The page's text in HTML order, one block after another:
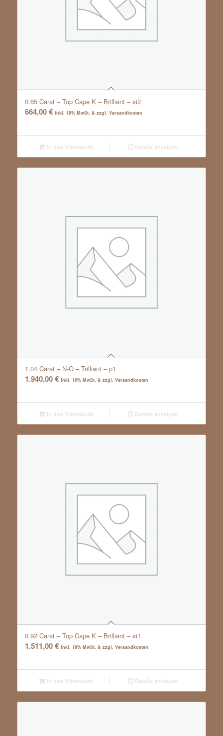
0.65 Carat – Top Cape K – Brilliant – si2
664,00€ inkl. 19% MwSt. & zzgl. Versandkosten
In den Warenkorb Details anzeigen
1.04 Carat – N-O – Trilliant – p1
1.940,00€ inkl. 19% MwSt. & zzgl. Versandkosten
In den Warenkorb Details anzeigen
0.92 Carat – Top Cape K – Brilliant – si1
1.511,00€ inkl. 19% MwSt. & zzgl. Versandkosten
In den Warenkorb Details anzeigen